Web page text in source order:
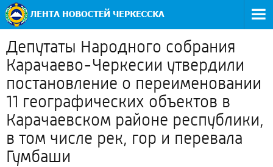
Депутаты Народного собрания
Карачаево-Черкесии утвердили
постановление о переименовании
11 географических объектов в
Карачаевском районе республики,
в том числе рек, гор и перевала
Гумбаши